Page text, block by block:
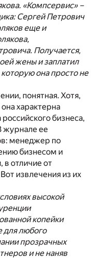
«Компсервис» –
Сергей Петрович
еще и
Получается,
жены и заплатил
она просто не
понятная. Хотя,
характерна
бизнеса,
журнале ее
менеджер по
бизнесом и
в отличие от
извлечения из их
высокой
копейки
для любого
прозрачных
и не наняв